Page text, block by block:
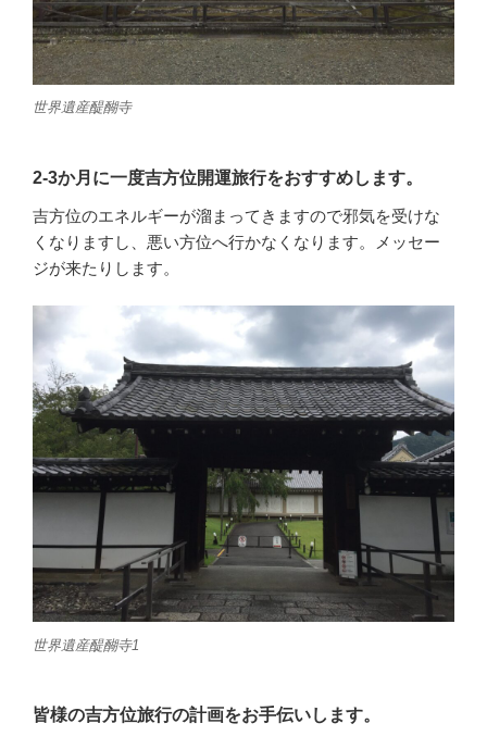
世界遺産醍醐寺
2-3か月に一度吉方位開運旅行をおすすめします。
吉方位のエネルギーが溜まってきますので邪気を受けな
くなりますし、悪い方位へ行かなくなります。メッセー
ジが来たりします。
世界遺産醍醐寺1
皆様の吉方位旅行の計画をお手伝いします。